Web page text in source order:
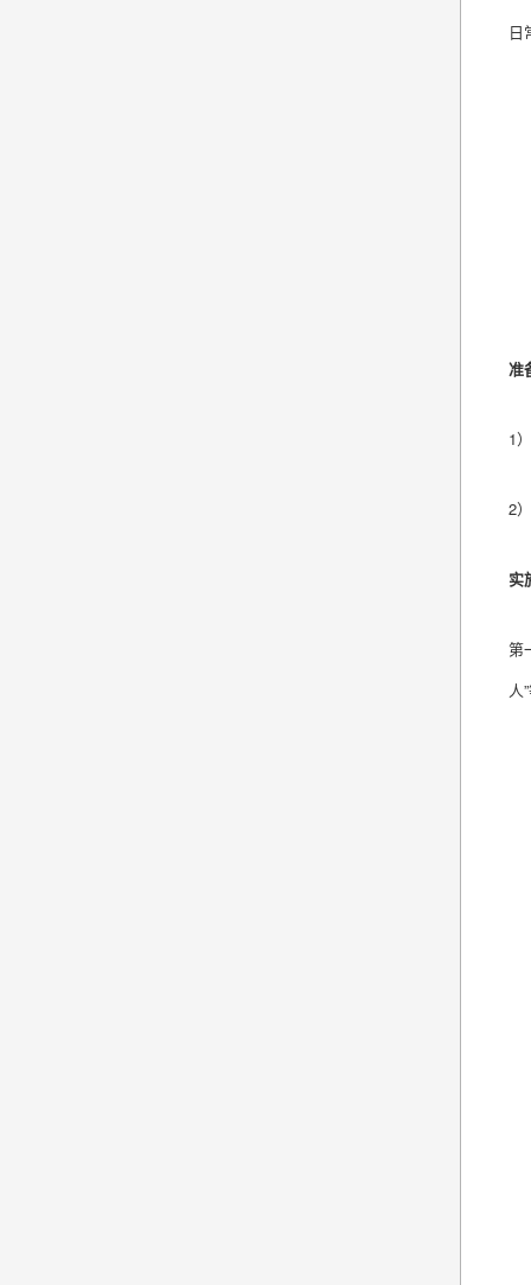
日
准
1
2
实
第
人